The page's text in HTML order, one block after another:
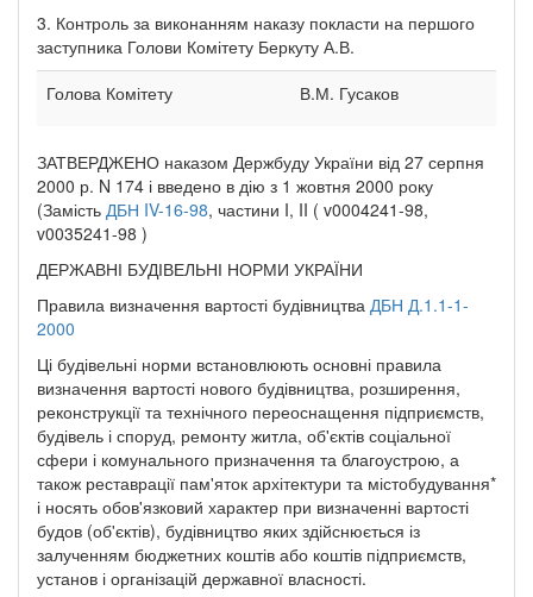
3. Контроль за виконанням наказу покласти на першого
заступника Голови Комітету Беркуту А.В.
Голова Комітету
В.М. Гусаков
ЗАТВЕРДЖЕНО наказом Держбуду України від 27 серпня
2000 р. N 174 і введено в дію з 1 жовтня 2000 року
(Замість ДБН IV-16-98, частини I, II ( v0004241-98,
v0035241-98 )
ДЕРЖАВНІ БУДІВЕЛЬНІ НОРМИ УКРАЇНИ
Правила визначення вартості будівництва ДБН Д.1.1-1-
2000
Ці будівельні норми встановлюють основні правила
визначення вартості нового будівництва, розширення,
реконструкції та технічного переоснащення підприємств,
будівель і споруд, ремонту житла, об'єктів соціальної
сфери і комунального призначення та благоустрою, а
також реставрації пам'яток архітектури та містобудування*
і носять обов'язковий характер при визначенні вартості
будов (об'єктів), будівництво яких здійснюється із
залученням бюджетних коштів або коштів підприємств,
установ і організацій державної власності.